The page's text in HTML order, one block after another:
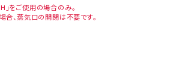
をご使用の場合のみ。
合、蒸気口の開閉は不要です。